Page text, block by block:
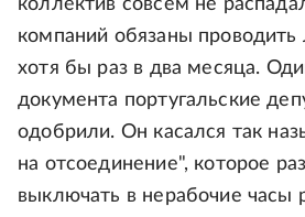
коллектив совсем не
компаний обязаны проводить
хотя бы раз в два месяца.
документа португальские
одобрили. Он касался так
на отсоединение", которое
выключать в нерабочие часы